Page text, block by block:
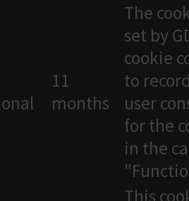
11
months
The
set by
cookie
to
user
for the
in the
This